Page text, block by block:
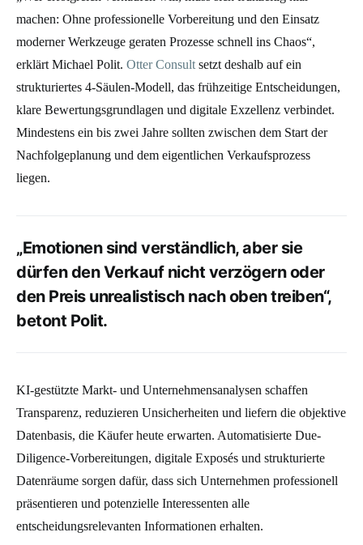
machen: Ohne professionelle Vorbereitung und den Einsatz
moderner Werkzeuge geraten Prozesse schnell ins Chaos“,
erklärt Michael Polit. Otter Consult setzt deshalb auf ein
strukturiertes 4-Säulen-Modell, das frühzeitige Entscheidungen,
klare Bewertungsgrundlagen und digitale Exzellenz verbindet.
Mindestens ein bis zwei Jahre sollten zwischen dem Start der
Nachfolgeplanung und dem eigentlichen Verkaufsprozess
liegen.
„Emotionen sind verständlich, aber sie
dürfen den Verkauf nicht verzögern oder
den Preis unrealistisch nach oben treiben“,
betont Polit.
KI-gestützte Markt- und Unternehmensanalysen schaffen
Transparenz, reduzieren Unsicherheiten und liefern die objektive
Datenbasis, die Käufer heute erwarten. Automatisierte Due-
Diligence-Vorbereitungen, digitale Exposés und strukturierte
Datenräume sorgen dafür, dass sich Unternehmen professionell
präsentieren und potenzielle Interessenten alle
entscheidungsrelevanten Informationen erhalten.